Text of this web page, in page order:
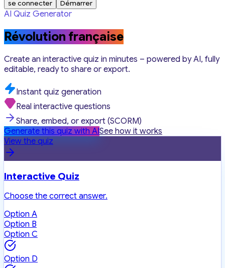
se connecter Démarrer
AI Quiz Generator
Révolution française
Create an interactive quiz in minutes – powered by AI, fully
editable, ready to share or export.
Instant quiz generation
Real interactive questions
Share, embed, or export (SCORM)
Generate this quiz with AISee how it works
View the quiz
Interactive Quiz
Choose the correct answer.
Option A
Option B
Option C
Option D